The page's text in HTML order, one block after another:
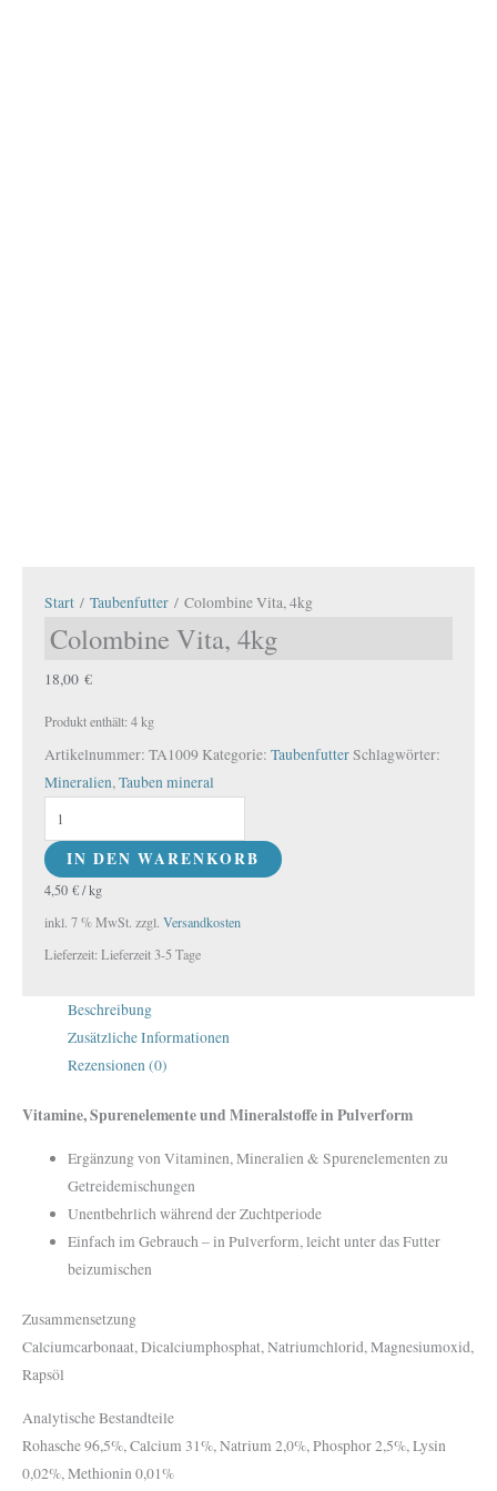
Start / Taubenfutter / Colombine Vita, 4kg
Colombine Vita, 4kg
18,00 €
Produkt enthält: 4kg
Artikelnummer: TA1009 Kategorie: TaubenfutterSchlagwörter:
Mineralien,Tauben mineral
IN DEN WARENKORB
4,50 €/kg
inkl. 7 % MwSt. zzgl. Versandkosten
Lieferzeit: Lieferzeit 3-5 Tage
Beschreibung
Zusätzliche Informationen
Rezensionen (0)
Vitamine, Spurenelemente und Mineralstoffe in Pulverform
Ergänzung von Vitaminen, Mineralien & Spurenelementen zu
Getreidemischungen
Unentbehrlich während der Zuchtperiode
Einfach im Gebrauch – in Pulverform, leicht unter das Futter
beizumischen
Zusammensetzung
Calciumcarbonaat, Dicalciumphosphat, Natriumchlorid, Magnesiumoxid,
Rapsöl
Analytische Bestandteile
Rohasche 96,5%, Calcium 31%, Natrium 2,0%, Phosphor 2,5%, Lysin
0,02%, Methionin 0,01%